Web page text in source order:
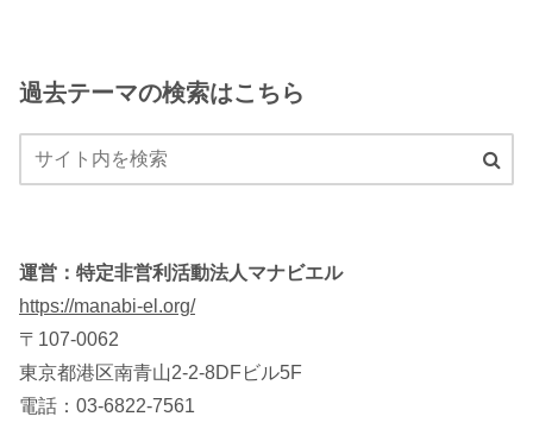
過去テーマの検索はこちら
運営：特定非営利活動法人マナビエル
https://manabi-el.org/
〒107-0062
東京都港区南青山2-2-8DFビル5F
電話：03-6822-7561